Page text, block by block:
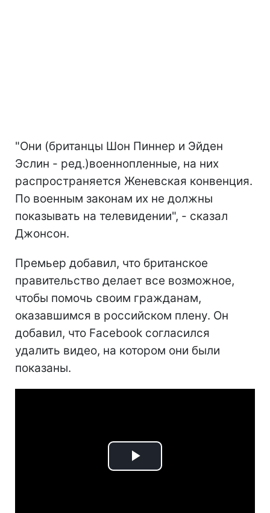
"Они (британцы Шон Пиннер и Эйден
Эслин - ред.)военнопленные, на них
распространяется Женевская конвенция.
По военным законам их не должны
показывать на телевидении", - сказал
Джонсон.
Премьер добавил, что британское
правительство делает все возможное,
чтобы помочь своим гражданам,
оказавшимся в российском плену. Он
добавил, что Facebook согласился
удалить видео, на котором они были
показаны.
Play